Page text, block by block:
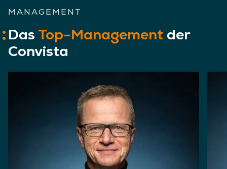
MANAGEMENT
Das Top-Management der
Convista